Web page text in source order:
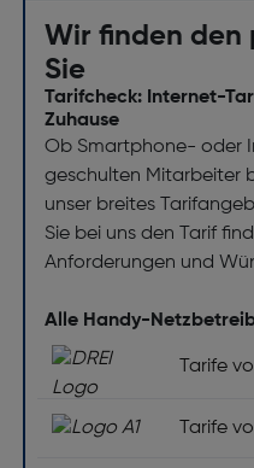
Wir finden den
Sie
Tarifcheck: Internet-
Zuhause
Ob Smartphone- oder
geschulten Mitarbeiter
unser breites
Sie bei uns den Tarif
Anforderungen und
Alle Handy-
Tarife
Tarife